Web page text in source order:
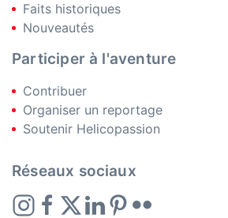
Faits historiques
Nouveautés
Participer à l'aventure
Contribuer
Organiser un reportage
Soutenir Helicopassion
Réseaux sociaux